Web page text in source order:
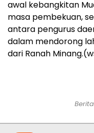
awal kebangkitan
masa pembekuan,
antara pengurus
dalam mendorong
dari Ranah